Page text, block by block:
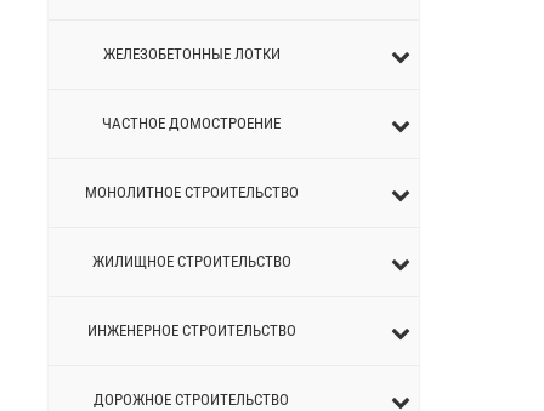
ЖЕЛЕЗОБЕТОННЫЕ ЛОТКИ
ЧАСТНОЕ ДОМОСТРОЕНИЕ
МОНОЛИТНОЕ СТРОИТЕЛЬСТВО
ЖИЛИЩНОЕ СТРОИТЕЛЬСТВО
ИНЖЕНЕРНОЕ СТРОИТЕЛЬСТВО
ДОРОЖНОЕ СТРОИТЕЛЬСТВО